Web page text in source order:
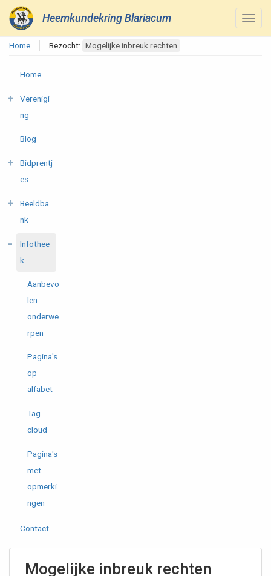
Heemkundekring Blariacum
Home Bezocht: Mogelijke inbreuk rechten
Home
Verenigi
ng
Blog
Bidprentj
es
Beeldba
nk
Infothee
k
Aanbevo
len
onderwe
rpen
Pagina's
op
alfabet
Tag
cloud
Pagina's
met
opmerki
ngen
Contact
Mogelijke inbreuk rechten